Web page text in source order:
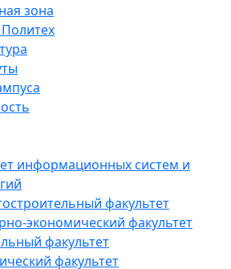
зона
информационных систем и
факультет
экономический факультет
факультет
факультет